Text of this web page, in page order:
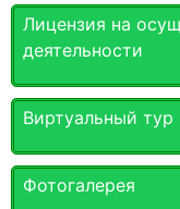
Лицензия на
деятельности
Виртуальный тур
Фотогалерея